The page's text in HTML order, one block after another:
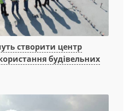
створити центр
будівельних